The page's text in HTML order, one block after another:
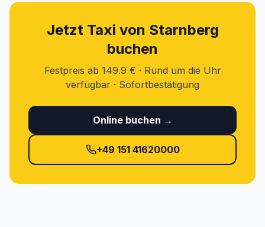
Jetzt Taxi von Starnberg
buchen
Festpreis ab 149.9 € · Rund um die Uhr
verfügbar · Sofortbestätigung
Online buchen →
+49 151 41620000